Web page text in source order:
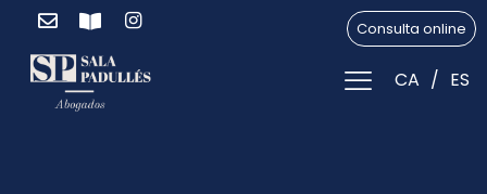
Consulta online
CA ES